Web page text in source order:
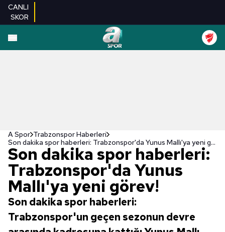
CANLI
SKOR
A Spor Trabzonspor Haberleri
Son dakika spor haberleri: Trabzonspor'da Yunus Mallı'ya yeni görev!
Son dakika spor haberleri:
Trabzonspor'da Yunus
Mallı'ya yeni görev!
Son dakika spor haberleri:
Trabzonspor'un geçen sezonun devre